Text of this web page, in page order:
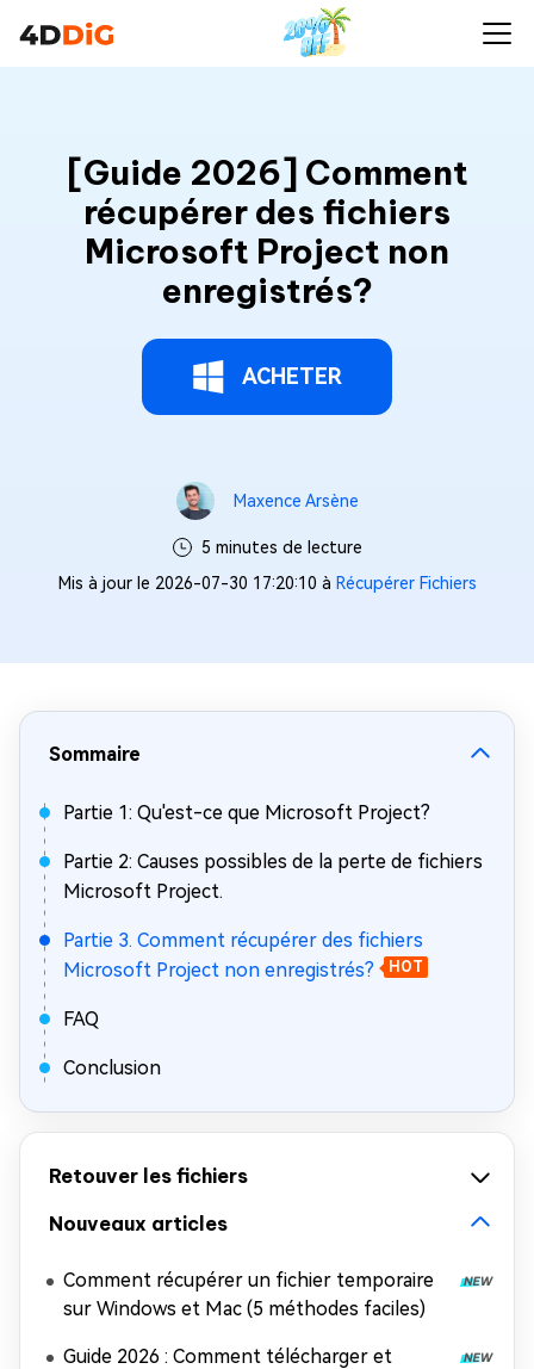
[Guide 2026] Comment
récupérer des fichiers
Microsoft Project non
enregistrés?
ACHETER
Maxence Arsène
5 minutes de lecture
Mis à jour le 2026-07-30 17:20:10 à Récupérer Fichiers
Sommaire
Partie 1: Qu'est-ce que Microsoft Project?
Partie 2: Causes possibles de la perte de fichiers
Microsoft Project.
Partie 3. Comment récupérer des fichiers
Microsoft Project non enregistrés?
HOT
FAQ
Conclusion
Retouver les fichiers
Nouveaux articles
Comment récupérer un fichier temporaire
sur Windows et Mac (5 méthodes faciles)
Guide 2026 : Comment télécharger et